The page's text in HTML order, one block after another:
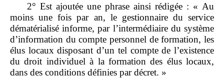
2° Est ajoutée une phrase ainsi rédigée : « Au
moins une fois par an, le gestionnaire du service
dématérialisé informe, par l’intermédiaire du système
d’information du compte personnel de formation, les
élus locaux disposant d’un tel compte de l’existence
du droit individuel à la formation des élus locaux,
dans des conditions définies par décret. »